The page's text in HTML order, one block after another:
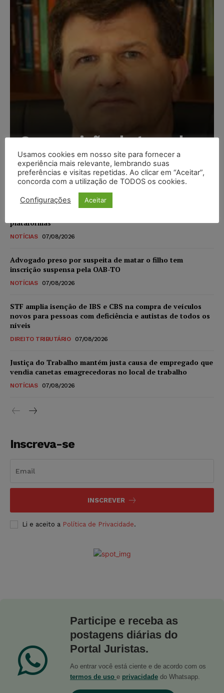
Composição da taxa de
juros
Carlos Henrique Abrão - 07/08/2026
Meta é alvo de denúncia após anúncios com conteúdo
plataformas
NOTÍCIAS 07/08/2026
Advogado preso por suspeita de matar o filho tem
inscrição suspensa pela OAB-TO
NOTÍCIAS 07/08/2026
STF amplia isenção de IBS e CBS na compra de veículos
novos para pessoas com deficiência e autistas de todos os
níveis
DIREITO TRIBUTÁRIO 07/08/2026
Justiça do Trabalho mantém justa causa de empregado que
vendia canetas emagrecedoras no local de trabalho
NOTÍCIAS 07/08/2026
Inscreva-se
INSCREVER
Li e aceito a Política de Privacidade.
Participe e receba as
postagens diárias do
Portal Juristas.
Ao entrar você está ciente e de acordo com os
termos de uso e privacidade do Whatsapp.
Usamos cookies em nosso site para fornecer a
experiência mais relevante, lembrando suas
preferências e visitas repetidas. Ao clicar em “Aceitar”,
concorda com a utilização de TODOS os cookies.
Configurações Aceitar